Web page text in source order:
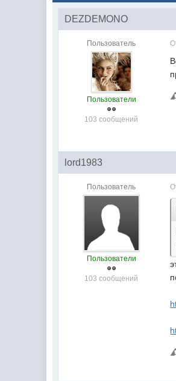
DEZDEMONO
Пользователь
Пользователи
103 сообщений
lord1983
Пользователь
Пользователи
103 сообщений